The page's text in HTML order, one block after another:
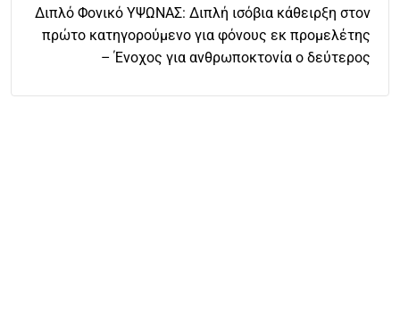
Διπλό Φονικό ΥΨΩΝΑΣ: Διπλή ισόβια κάθειρξη στον
πρώτο κατηγορούμενο για φόνους εκ προμελέτης
– Ένοχος για ανθρωποκτονία ο δεύτερος